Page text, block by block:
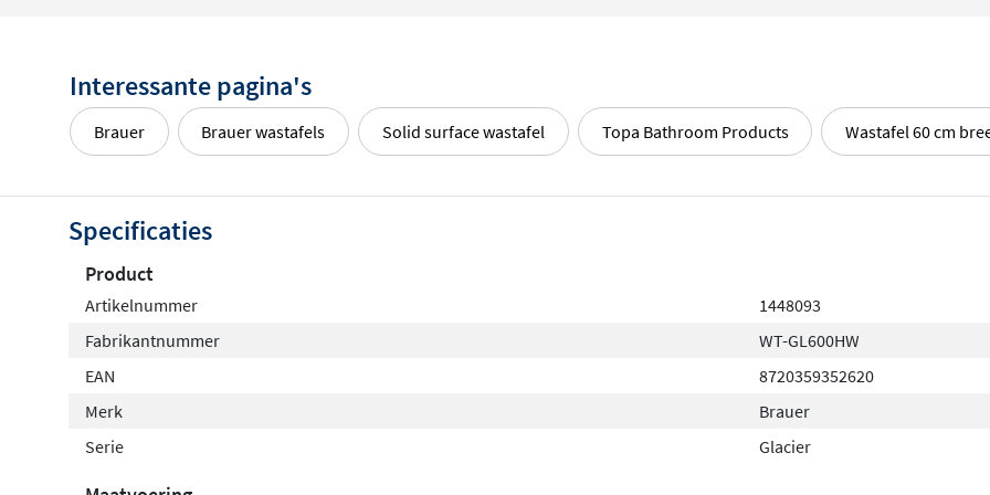
Interessante pagina's
Brauer Brauer wastafels Solid surface wastafel Topa Bathroom Products Wastafel 60 cm
Specificaties
Product
Artikelnummer
1448093
Fabrikantnummer
WT-GL600HW
EAN
8720359352620
Merk
Brauer
Serie
Glacier